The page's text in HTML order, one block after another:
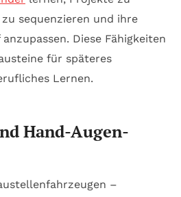
sequenzieren und ihre
Diese Fähigkeiten
für späteres
Lernen.
Hand-Augen-
–